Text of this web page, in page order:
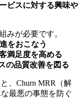
ビスに対する興味や
みが必要です。
をおこなう
満足度を高める
の品質改善を図る
、Churn MRR（解
最悪の事態を防ぐ